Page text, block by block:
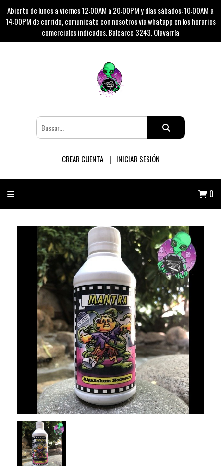
Abierto de lunes a viernes 12:00AM a 20:00PM y días sábados: 10:00AM a
14:00PM de corrido, comunicate con nosotros vía whatapp en los horarios
comerciales indicados. Balcarce 3243, Olavarría
CREAR CUENTA INICIAR SESIÓN
0